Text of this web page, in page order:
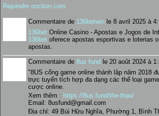
Rejoindre onction.com
Commentaire de 136betwin le 8 avril 2025 à
136bet Online Casino - Apostas e Jogos de
136bet oferece apostas esportivas e loterias
apostas.
Commentaire de 8us fund le 20 août 2024 à
"8US cổng game online thành lập năm 2018
trực tuyến tích hợp đa dạng các thể loại
cược online.
Xem thêm : https://8us.fund/the-thao/
Email: 8usfund@gmail.com
Địa chỉ: 49 Bùi Hữu Nghĩa, Phường 1, Bình